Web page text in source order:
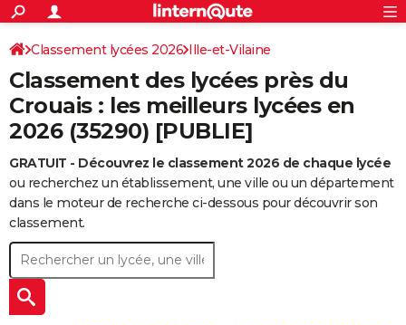
ACTUALITÉS
Politique
Société
Faits Divers
Education
Monde
Villes
+
SPORT
Coupe du monde 2026
Football
Tennis
Cyclisme
Rugby
Forum
Programme TV
TNT
Streaming
Cinéma
Sorties cinéma
Musique
+
FINANCE
Retraite
Impôts
Epargne
Immobilier
Risques naturels par ville
Banque
Assurance
Crédit
AUTO
Essais
Réserver un essai
Citadines
Berlines
SUV
Forum auto
+
HIGH-TECH
BRICOLAGE
Forum
Aménagement intérieur
Extérieur
Cuisine
Salle de bains
Jardinage
Rangement
+WEEK-END
Guides de France
Escapades
Patrimoine
Expositions
Musées
Week-end nature
+
LIFESTYLE
S'inscrire
Connexion
Classement lycées 2026 Ille-et-Vilaine
Classement des lycées près du
Crouais : les meilleurs lycées en
2026 (35290) [PUBLIE]
GRATUIT - Découvrez le classement 2026 de chaque lycée
ou recherchez un établissement, une ville ou un département
dans le moteur de recherche ci-dessous pour découvrir son
classement.